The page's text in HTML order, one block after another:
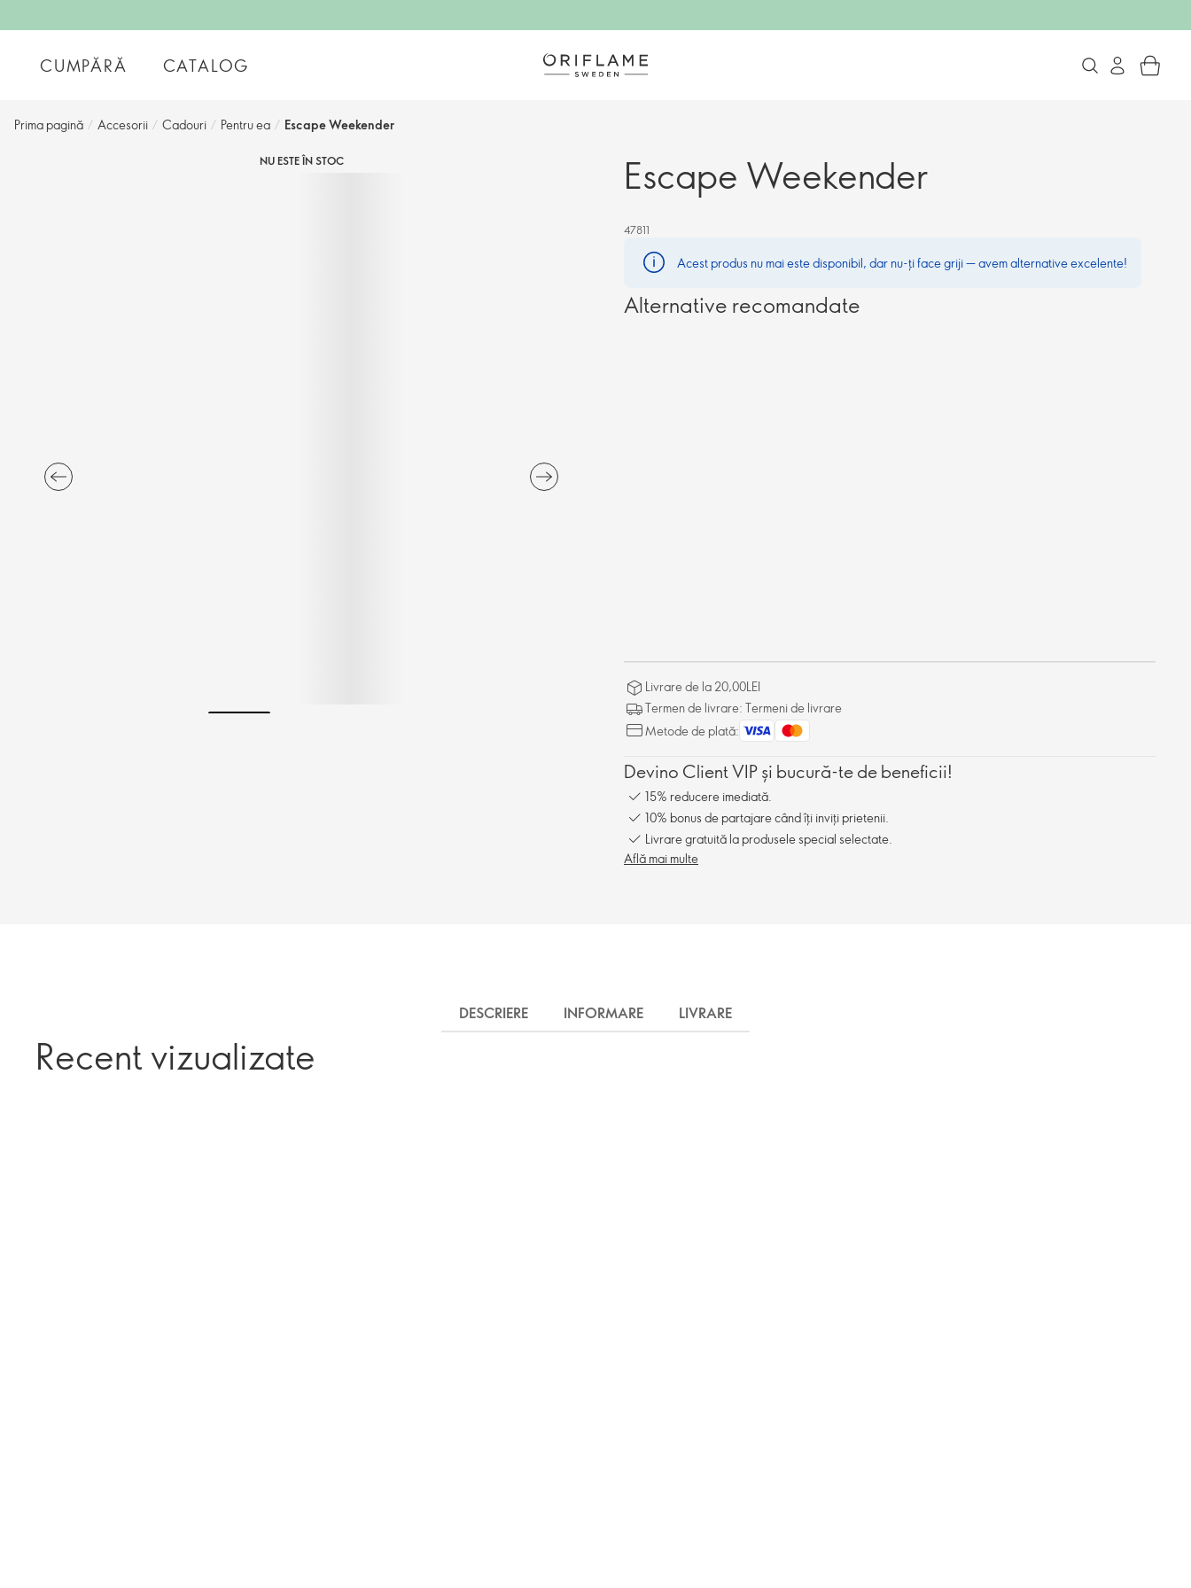
CUMPĂRĂ CATALOG
Prima pagină / Accesorii / Cadouri / Pentru ea / Escape Weekender
NU ESTE ÎN STOC Escape Weekender
47811
Acest produs nu mai este disponibil, dar nu-ți face griji — avem alternative excelente!
Alternative recomandate
Livrare de la 20,00LEI
Termen de livrare: Termeni de livrare
Metode de plată:
Devino Client VIP și bucură-te de beneficii!
15% reducere imediată.
10% bonus de partajare când îți inviți prietenii.
Livrare gratuită la produsele special selectate.
Află mai multe
DESCRIERE INFORMARE LIVRARE
Recent vizualizate